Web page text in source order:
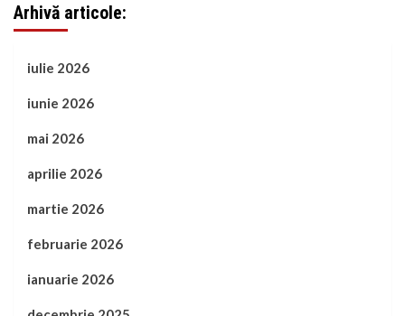
Arhivă articole:
iulie 2026
iunie 2026
mai 2026
aprilie 2026
martie 2026
februarie 2026
ianuarie 2026